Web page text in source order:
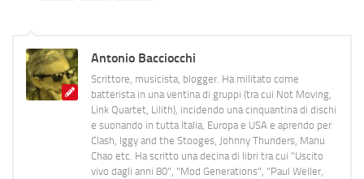
Antonio Bacciocchi
Scrittore, musicista, blogger. Ha militato come
batterista in una ventina di gruppi (tra cui Not Moving,
Link Quartet, Lilith), incidendo una cinquantina di dischi
e suonando in tutta Italia, Europa e USA e aprendo per
Clash, Iggy and the Stooges, Johnny Thunders, Manu
Chao etc. Ha scritto una decina di libri tra cui "Uscito
vivo dagli anni 80", "Mod Generations", "Paul Weller,